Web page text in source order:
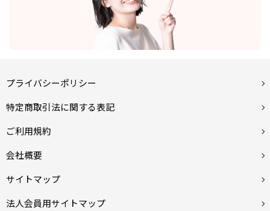
プライバシーポリシー
特定商取引法に関する表記
ご利用規約
会社概要
サイトマップ
法人会員用サイトマップ